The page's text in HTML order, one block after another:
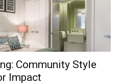
Community Style
Impact